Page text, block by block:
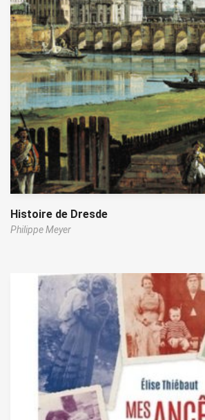
Histoire de Dresde
Philippe Meyer